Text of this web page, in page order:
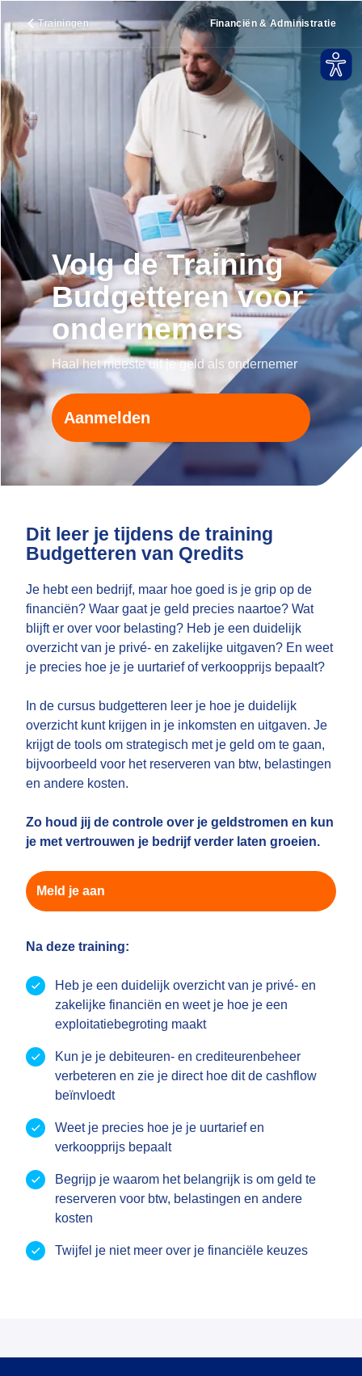
Trainingen Financiën & Administratie
Volg de Training
Budgetteren voor
ondernemers
Haal het meeste uit je geld als ondernemer
Aanmelden
Dit leer je tijdens de training
Budgetteren van Qredits
Je hebt een bedrijf, maar hoe goed is je grip op de
financiën? Waar gaat je geld precies naartoe? Wat
blijft er over voor belasting? Heb je een duidelijk
overzicht van je privé- en zakelijke uitgaven? En weet
je precies hoe je je uurtarief of verkoopprijs bepaalt?
In de cursus budgetteren leer je hoe je duidelijk
overzicht kunt krijgen in je inkomsten en uitgaven. Je
krijgt de tools om strategisch met je geld om te gaan,
bijvoorbeeld voor het reserveren van btw, belastingen
en andere kosten.
Zo houd jij de controle over je geldstromen en kun
je met vertrouwen je bedrijf verder laten groeien.
Meld je aan
Na deze training:
Heb je een duidelijk overzicht van je privé- en
zakelijke financiën en weet je hoe je een
exploitatiebegroting maakt
Kun je je debiteuren- en crediteurenbeheer
verbeteren en zie je direct hoe dit de cashflow
beïnvloedt
Weet je precies hoe je je uurtarief en
verkoopprijs bepaalt
Begrijp je waarom het belangrijk is om geld te
reserveren voor btw, belastingen en andere
kosten
Twijfel je niet meer over je financiële keuzes